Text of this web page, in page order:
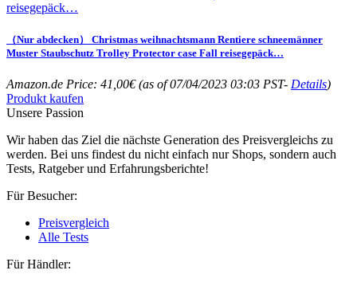
（Nur abdecken） Christmas weihnachtsmann Rentiere schneemänner
Muster Staubschutz Trolley Protector case Fall reisegepäck…
Amazon.de Price: 41,00€(as of 07/04/2023 03:03 PST- Details)
Produkt kaufen
Unsere Passion
Wir haben das Ziel die nächste Generation des Preisvergleichs zu
werden. Bei uns findest du nicht einfach nur Shops, sondern auch
Tests, Ratgeber und Erfahrungsberichte!
Für Besucher:
Preisvergleich
Alle Tests
Für Händler: